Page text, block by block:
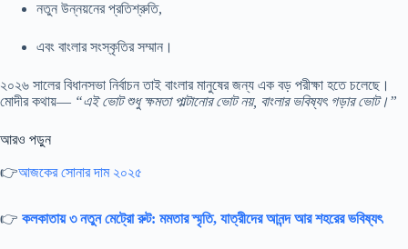
নতুন উন্নয়নের প্রতিশ্রুতি,
এবং বাংলার সংস্কৃতির সম্মান।
২০২৬ সালের বিধানসভা নির্বাচন তাই বাংলার মানুষের জন্য এক বড় পরীক্ষা হতে চলেছে।
মোদীর কথায়— “এই ভোট শুধু ক্ষমতা পাল্টানোর ভোট নয়, বাংলার ভবিষ্যৎ গড়ার ভোট।”
আরও পড়ুন
👉আজকের সোনার দাম ২০২৫
👉 কলকাতায় ৩ নতুন মেট্রো রুট: মমতার স্মৃতি, যাত্রীদের আনন্দ আর শহরের ভবিষ্যৎ